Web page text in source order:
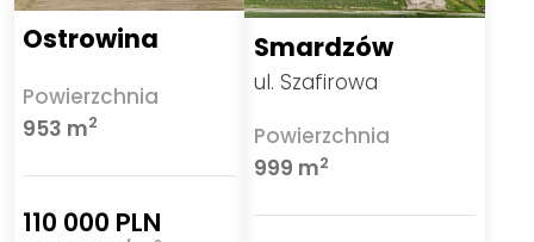
Ostrowina
Powierzchnia
953 m2
110 000 PLN
Smardzów
ul. Szafirowa
Powierzchnia
999 m2